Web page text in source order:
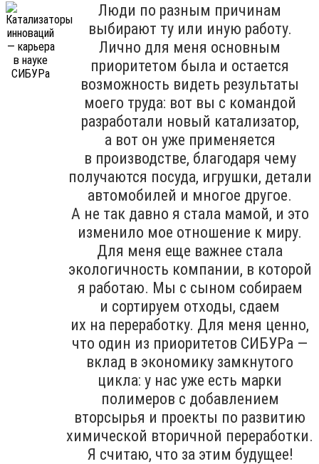
Люди по разным причинам
выбирают ту или иную работу.
Лично для меня основным
приоритетом была и остается
возможность видеть результаты
моего труда: вот вы с командой
разработали новый катализатор,
а вот он уже применяется
в производстве, благодаря чему
получаются посуда, игрушки, детали
автомобилей и многое другое.
А не так давно я стала мамой, и это
изменило мое отношение к миру.
Для меня еще важнее стала
экологичность компании, в которой
я работаю. Мы с сыном собираем
и сортируем отходы, сдаем
их на переработку. Для меня ценно,
что один из приоритетов СИБУРа —
вклад в экономику замкнутого
цикла: у нас уже есть марки
полимеров с добавлением
вторсырья и проекты по развитию
химической вторичной переработки.
Я считаю, что за этим будущее!